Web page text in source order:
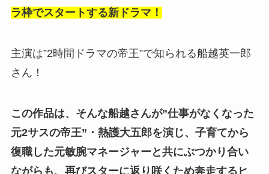
ラ枠でスタートする新ドラマ！
主演は”2時間ドラマの帝王”で知られる船越英一郎
さん！
この作品は、そんな船越さんが”仕事がなくなった
元2サスの帝王”・熱護大五郎を演じ、子育てから
復職した元敏腕マネージャーと共にぶつかり合い
ながらも、再びスターに返り咲くため奔走するヒ